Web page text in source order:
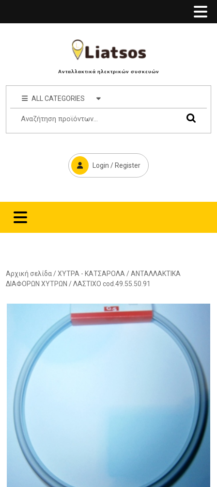
Ανταλλακτικά ηλεκτρικών συσκευών
ALL CATEGORIES
Login / Register
Αρχική σελίδα /ΧΥΤΡΑ - ΚΑΤΣΑΡΟΛΑ /ΑΝΤΑΛΛΑΚΤΙΚΑ
ΔΙΑΦΟΡΩΝ ΧΥΤΡΩΝ / ΛΑΣΤΙΧΟ cod.49.55.50.91